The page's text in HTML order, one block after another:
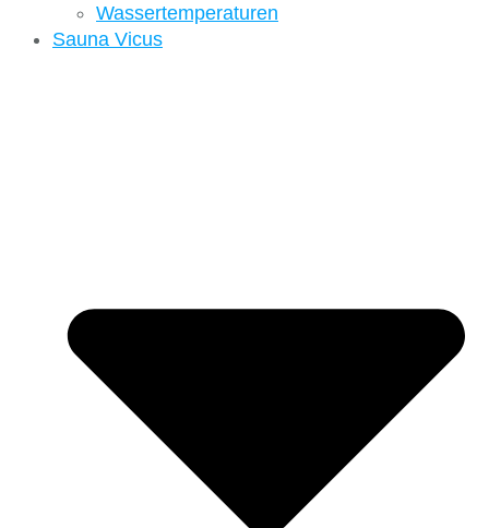
Wassertemperaturen
Sauna Vicus